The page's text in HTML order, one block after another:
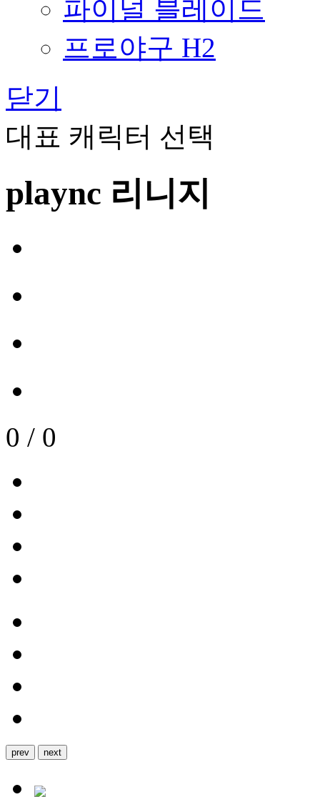
파이널 블레이드
프로야구 H2
닫기
대표 캐릭터 선택
plaync 리니지
0 / 0
prev next